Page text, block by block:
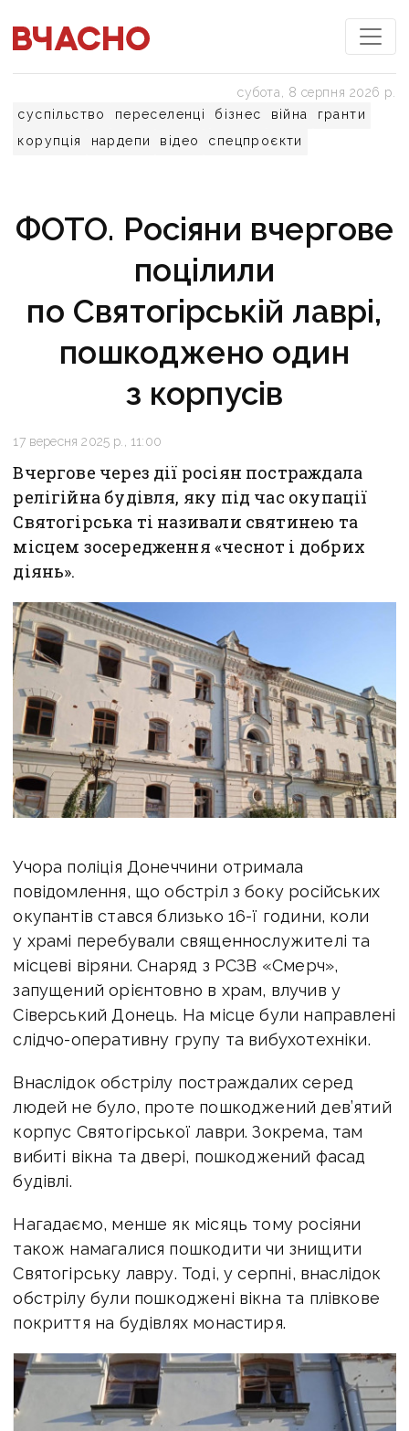
суспільство переселенці бізнес війна
гранти
корупція
нардепи відео спецпроєкти
субота, 8 серпня 2026 р.
ФОТО. Росіяни вчергове
поцілили
по Святогірській лаврі,
пошкоджено один
з корпусів
17 вересня 2025 р., 11:00
Вчергове через дії росіян постраждала
релігійна будівля, яку під час окупації
Святогірська ті називали святинею та
місцем зосередження «чеснот і добрих
діянь».
Учора поліція Донеччини отримала
повідомлення, що обстріл з боку російських
окупантів стався близько 16-ї години, коли
у храмі перебували священнослужителі та
місцеві віряни. Снаряд з РСЗВ «Смерч»,
запущений орієнтовно в храм, влучив у
Сіверський Донець. На місце були направлені
слідчо-оперативну групу та вибухотехніки.
Внаслідок обстрілу постраждалих серед
людей не було, проте пошкоджений дев’ятий
корпус Святогірської лаври. Зокрема, там
вибиті вікна та двері, пошкоджений фасад
будівлі.
Нагадаємо, менше як місяць тому росіяни
також намагалися пошкодити чи знищити
Святогірську лавру. Тоді, у серпні, внаслідок
обстрілу були пошкоджені вікна та плівкове
покриття на будівлях монастиря.